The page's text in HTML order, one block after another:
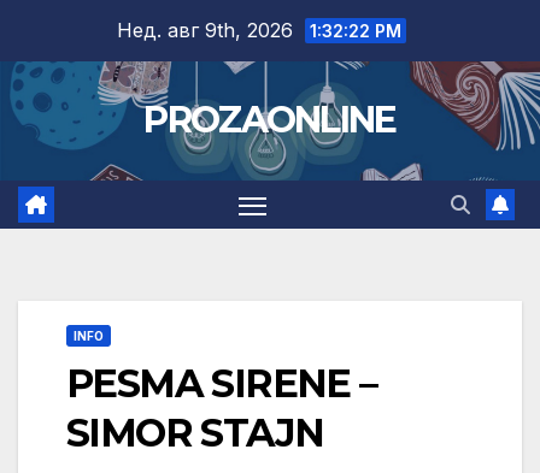
content
Нед. авг 9th, 2026 1:32:23 PM
PROZAONLINE
INFO
PESMA SIRENE –
SIMOR STAJN